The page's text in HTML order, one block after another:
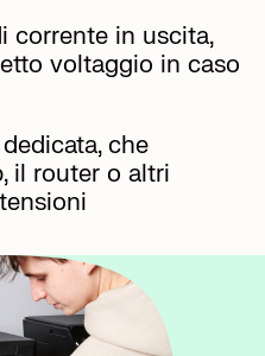
corrente in uscita,
voltaggio in caso
che
il router o altri